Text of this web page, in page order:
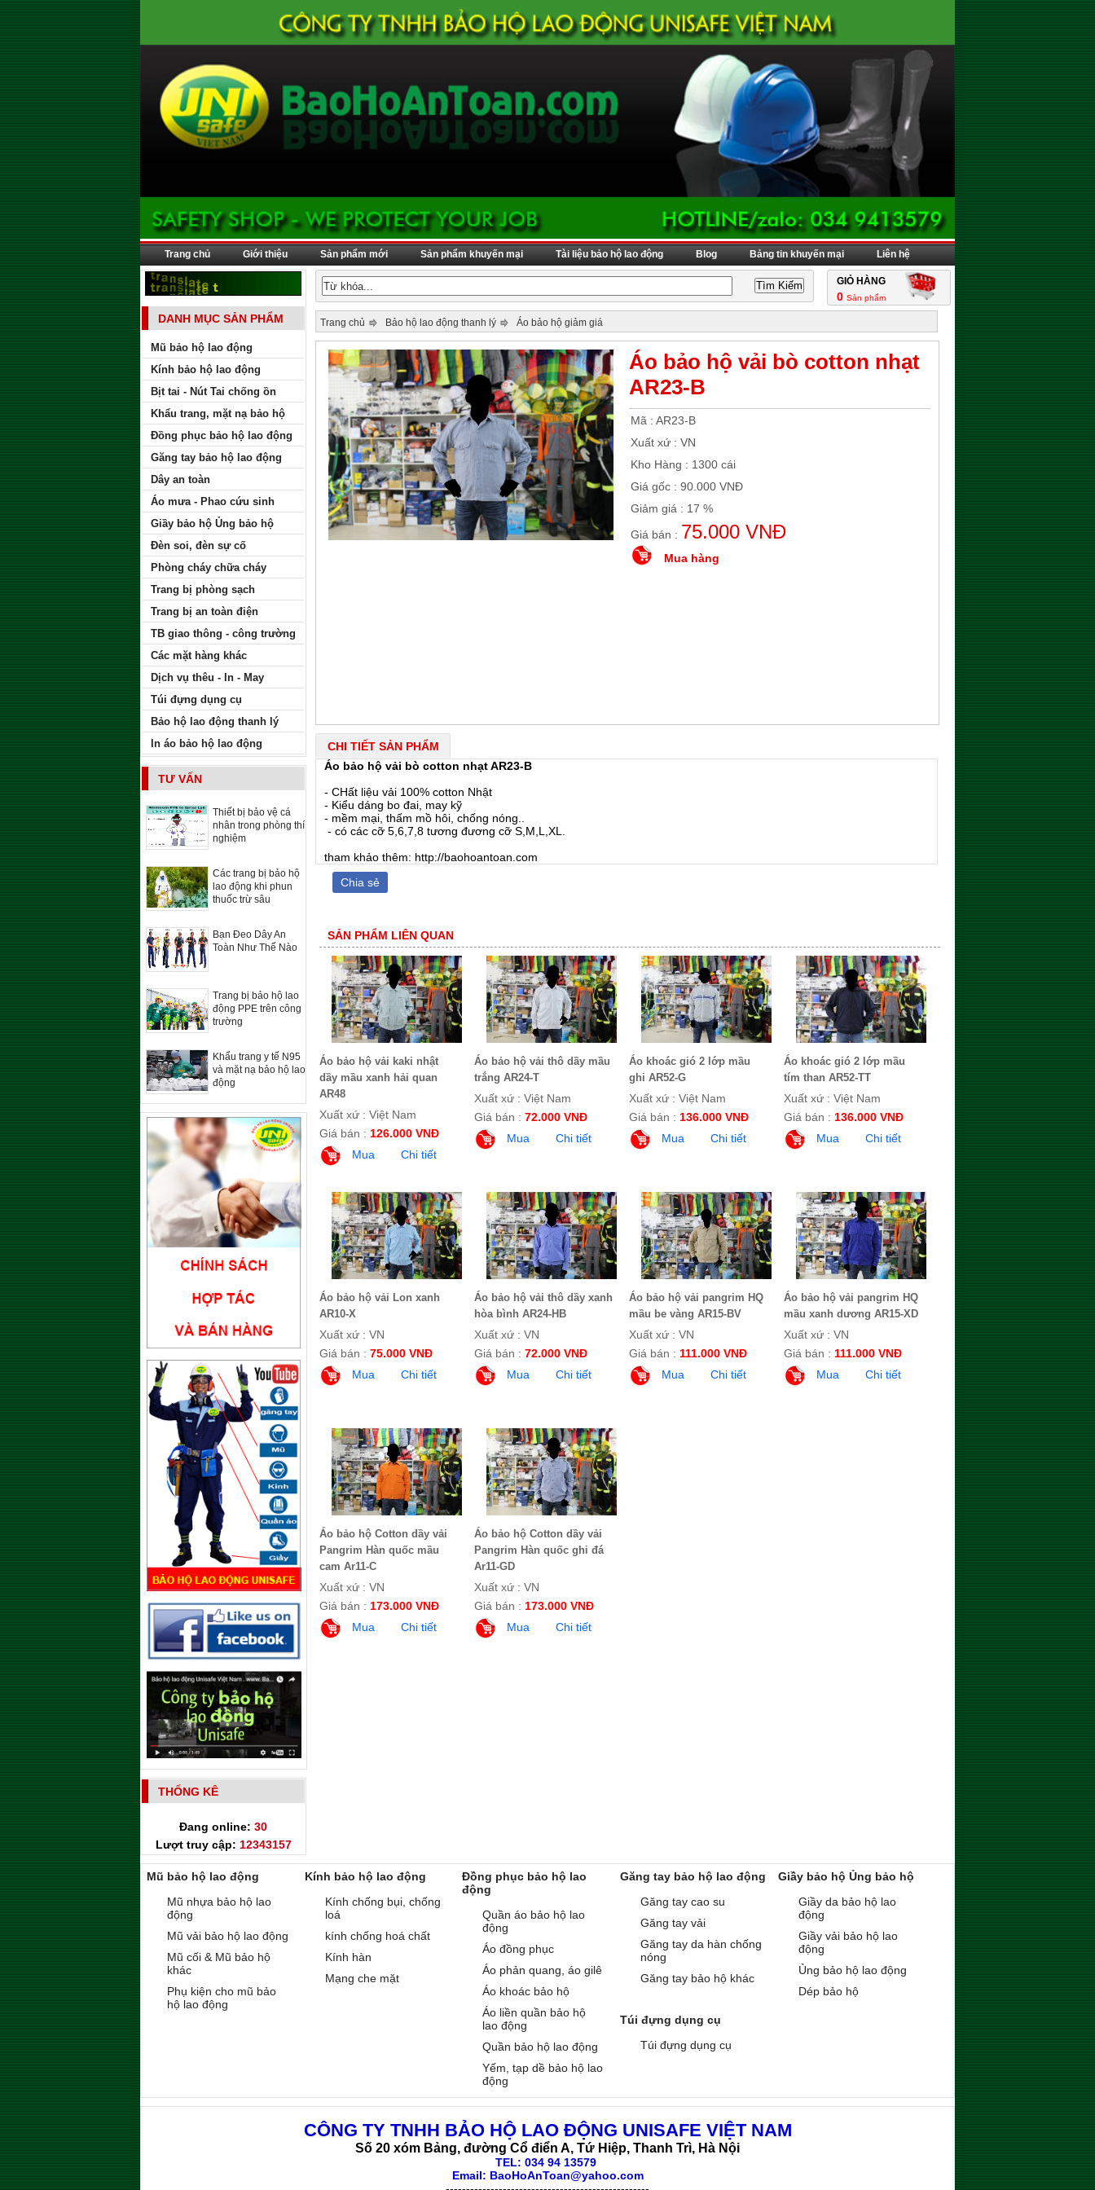
Trang chủ Giới thiệu Sản phẩm mới Sản phẩm khuyến mại Tài liệu bảo hộ lao động Blog Bảng tin khuyến mại Liên hệ
DANH MỤC SẢN PHẨM
Mũ bảo hộ lao động
Kính bảo hộ lao động
Bịt tai - Nút Tai chống ồn
Khẩu trang, mặt nạ bảo hộ
Đồng phục bảo hộ lao động
Găng tay bảo hộ lao động
Dây an toàn
Áo mưa - Phao cứu sinh
Giầy bảo hộ Ủng bảo hộ
Đèn soi, đèn sự cố
Phòng cháy chữa cháy
Trang bị phòng sạch
Trang bị an toàn điện
TB giao thông - công trường
Các mặt hàng khác
Dịch vụ thêu - In - May
Túi đựng dụng cụ
Bảo hộ lao động thanh lý
In áo bảo hộ lao động
TƯ VẤN
Thiết bị bảo vệ cá
nhân trong phòng thí
nghiệm
Các trang bị bảo hộ
lao động khi phun
thuốc trừ sâu
Bạn Đeo Dây An
Toàn Như Thế Nào
Trang bị bảo hộ lao
động PPE trên công
trường
Khẩu trang y tế N95
và mặt nạ bảo hộ lao
động
THỐNG KÊ
Đang online: 30
Lượt truy cập: 12343157
GIỎ HÀNG
0 Sản phẩm
Trang chủ Bảo hộ lao động thanh lý Áo bảo hộ giảm giá
Áo bảo hộ vải bò cotton nhạt
AR23-B
Mã : AR23-B
Xuất xứ : VN
Kho Hàng : 1300 cái
Giá gốc : 90.000 VNĐ
Giảm giá : 17 %
Giá bán : 75.000 VNĐ
Mua hàng
CHI TIẾT SẢN PHẨM
Áo bảo hộ vải bò cotton nhạt AR23-B
- CHất liệu vải 100% cotton Nhật
- Kiểu dáng bo đai, may kỹ
- mềm mại, thấm mồ hôi, chống nóng..
- có các cỡ 5,6,7,8 tương đương cỡ S,M,L,XL.
tham khảo thêm: http://baohoantoan.com
Chia sẻ
SẢN PHẨM LIÊN QUAN
Áo bảo hộ vải kaki nhật
dầy mầu xanh hải quan
AR48
Xuất xứ : Việt Nam
Giá bán : 126.000 VNĐ
Mua
Chi tiết
Áo bảo hộ vải thô dầy mầu
trắng AR24-T
Xuất xứ : Việt Nam
Giá bán : 72.000 VNĐ
Mua
Chi tiết
Áo khoác gió 2 lớp mầu
ghi AR52-G
Xuất xứ : Việt Nam
Giá bán : 136.000 VNĐ
Mua
Chi tiết
Áo khoác gió 2 lớp mầu
tím than AR52-TT
Xuất xứ : Việt Nam
Giá bán : 136.000 VNĐ
Mua
Chi tiết
Áo bảo hộ vải Lon xanh
AR10-X
Xuất xứ : VN
Giá bán : 75.000 VNĐ
Mua
Chi tiết
Áo bảo hộ vải thô dầy xanh
hòa bình AR24-HB
Xuất xứ : VN
Giá bán : 72.000 VNĐ
Mua
Chi tiết
Áo bảo hộ vải pangrim HQ
mầu be vàng AR15-BV
Xuất xứ : VN
Giá bán : 111.000 VNĐ
Mua
Chi tiết
Áo bảo hộ vải pangrim HQ
mầu xanh dương AR15-XD
Xuất xứ : VN
Giá bán : 111.000 VNĐ
Mua
Chi tiết
Áo bảo hộ Cotton dầy vải
Pangrim Hàn quốc mầu
cam Ar11-C
Xuất xứ : VN
Giá bán : 173.000 VNĐ
Mua
Chi tiết
Áo bảo hộ Cotton dầy vải
Pangrim Hàn quốc ghi đá
Ar11-GD
Xuất xứ : VN
Giá bán : 173.000 VNĐ
Mua
Chi tiết
Mũ bảo hộ lao động
Mũ nhựa bảo hộ lao
động
Mũ vải bảo hộ lao động
Mũ cối & Mũ bảo hộ
khác
Phụ kiện cho mũ bảo
hộ lao động
Kính bảo hộ lao động
Kính chống bụi, chống
loá
kính chống hoá chất
Kính hàn
Mạng che mặt
Đồng phục bảo hộ lao
động
Quần áo bảo hộ lao
động
Áo đồng phục
Áo phản quang, áo gilê
Áo khoác bảo hộ
Áo liền quần bảo hộ
lao động
Quần bảo hộ lao động
Yếm, tạp dề bảo hộ lao
động
Găng tay bảo hộ lao động
Găng tay cao su
Găng tay vải
Găng tay da hàn chống
nóng
Găng tay bảo hộ khác
Giầy bảo hộ Ủng bảo hộ
Giầy da bảo hộ lao
động
Giầy vải bảo hộ lao
động
Ủng bảo hộ lao động
Dép bảo hộ
Túi đựng dụng cụ
Túi đựng dụng cụ
CÔNG TY TNHH BẢO HỘ LAO ĐỘNG UNISAFE VIỆT NAM
Số 20 xóm Bảng, đường Cổ điển A, Tứ Hiệp, Thanh Trì, Hà Nội
TEL: 034 94 13579
Email: BaoHoAnToan@yahoo.com